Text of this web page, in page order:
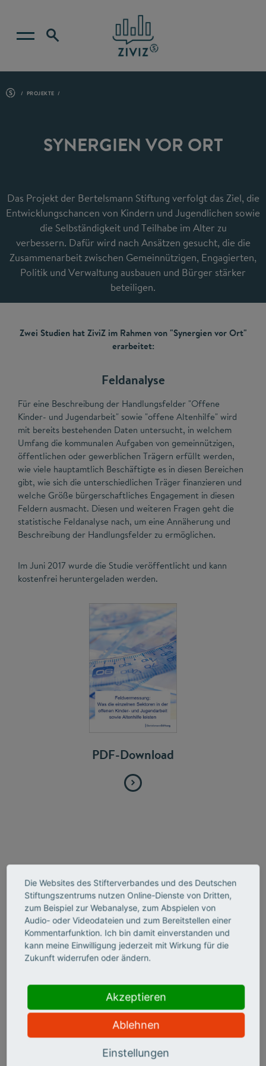
PROJEKTE
SYNERGIEN VOR ORT
Das Projekt der Bertelsmann Stiftung verfolgt das Ziel, die
Entwicklungschancen von Kindern und Jugendlichen sowie
die Selbständigkeit und Teilhabe im Alter zu
verbessern. Dafür wird nach Ansätzen gesucht, die die
Zusammenarbeit zwischen Gemeinnützigen, Engagierten,
Politik und Verwaltung ausbauen und Bürger stärker
beteiligen.
Zwei Studien hat ZiviZ im Rahmen von "Synergien vor Ort"
erarbeitet:
Feldanalyse
Für eine Beschreibung der Handlungsfelder "Offene
Kinder- und Jugendarbeit" sowie "offene Altenhilfe" wird
mit bereits bestehenden Daten untersucht, in welchem
Umfang die kommunalen Aufgaben von gemeinnützigen,
öffentlichen oder gewerblichen Trägern erfüllt werden,
wie viele hauptamtlich Beschäftigte es in diesen Bereichen
gibt, wie sich die unterschiedlichen Träger finanzieren und
welche Größe bürgerschaftliches Engagement in diesen
Feldern ausmacht. Diesen und weiteren Fragen geht die
statistische Feldanalyse nach, um eine Annäherung und
Beschreibung der Handlungsfelder zu ermöglichen.
Im Juni 2017 wurde die Studie veröffentlicht und kann
kostenfrei heruntergeladen werden.
PDF-Download
Verwaltung und organisierte
Zivilgesellschaft zwischen Kooperation
und Koexistenz
Im Fokus des Moduls steht die Frage, welche
Kooperationstypen zwischen Verwaltung und organisierter
Zivilgesellschaft in deutschen Kommunen vorherrschen.
und Jugendarbeit sowie der Altenhilfe qualitative
Interviews mit freien Trägern sowie Vertretern der
Verwaltung geführt.
Besondere Berücksichtigung kam dabei der Frage von
Machtbeziehungen zwischen Kommunen und
Die Websites des Stifterverbandes und des Deutschen
Stiftungszentrums nutzen Online-Dienste von Dritten,
zum Beispiel zur Webanalyse, zum Abspielen von
Audio- oder Videodateien und zum Bereitstellen einer
Kommentarfunktion. Ich bin damit einverstanden und
kann meine Einwilligung jederzeit mit Wirkung für die
Zukunft widerrufen oder ändern.
Akzeptieren
Ablehnen
Einstellungen